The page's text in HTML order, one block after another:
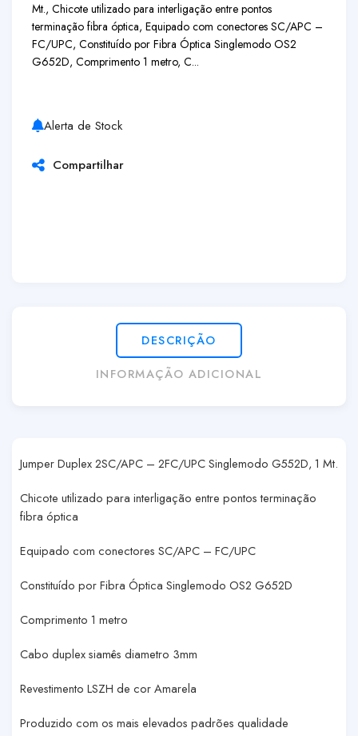
Mt., Chicote utilizado para interligação entre pontos
terminação fibra óptica, Equipado com conectores SC/APC –
FC/UPC, Constituído por Fibra Óptica Singlemodo OS2
G652D, Comprimento 1 metro, C...
Alerta de Stock
Compartilhar
DESCRIÇÃO
INFORMAÇÃO ADICIONAL
Jumper Duplex 2SC/APC – 2FC/UPC Singlemodo G552D, 1 Mt.
Chicote utilizado para interligação entre pontos terminação
fibra óptica
Equipado com conectores SC/APC – FC/UPC
Constituído por Fibra Óptica Singlemodo OS2 G652D
Comprimento 1 metro
Cabo duplex siamês diametro 3mm
Revestimento LSZH de cor Amarela
Produzido com os mais elevados padrões qualidade